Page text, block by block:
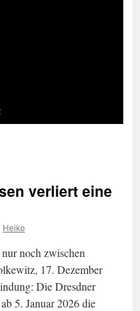
verliert eine
Heiko
noch zwischen
17. Dezember
Die Dresdner
5. Januar 2026 die